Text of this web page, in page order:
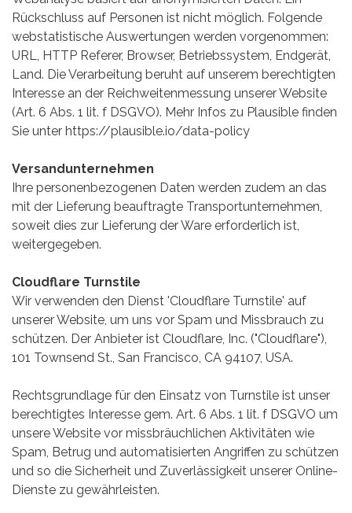
Rückschluss auf Personen ist nicht möglich. Folgende
webstatistische Auswertungen werden vorgenommen:
URL, HTTP Referer, Browser, Betriebssystem, Endgerät,
Land. Die Verarbeitung beruht auf unserem berechtigten
Interesse an der Reichweitenmessung unserer Website
(Art. 6 Abs. 1 lit. f DSGVO). Mehr Infos zu Plausible finden
Sie unter https://plausible.io/data-policy
Versandunternehmen
Ihre personenbezogenen Daten werden zudem an das
mit der Lieferung beauftragte Transportunternehmen,
soweit dies zur Lieferung der Ware erforderlich ist,
weitergegeben.
Cloudflare Turnstile
Wir verwenden den Dienst 'Cloudflare Turnstile' auf
unserer Website, um uns vor Spam und Missbrauch zu
schützen. Der Anbieter ist Cloudflare, Inc. ("Cloudflare"),
101 Townsend St., San Francisco, CA 94107, USA.
Rechtsgrundlage für den Einsatz von Turnstile ist unser
berechtigtes Interesse gem. Art. 6 Abs. 1 lit. f DSGVO um
unsere Website vor missbräuchlichen Aktivitäten wie
Spam, Betrug und automatisierten Angriffen zu schützen
und so die Sicherheit und Zuverlässigkeit unserer Online-
Dienste zu gewährleisten.